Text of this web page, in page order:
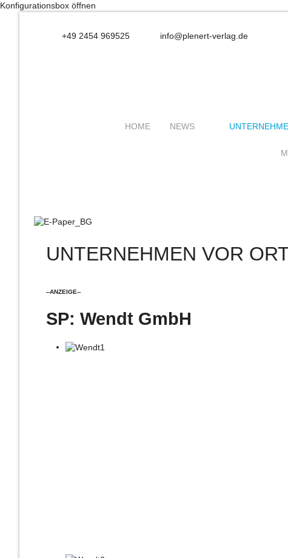
Konfigurationsbox öffnen
+49 2454 969525 info@plenert-verlag.de
HOME NEWS
UNTERNEHMEN VOR
--ANZEIGE--
SP: Wendt GmbH